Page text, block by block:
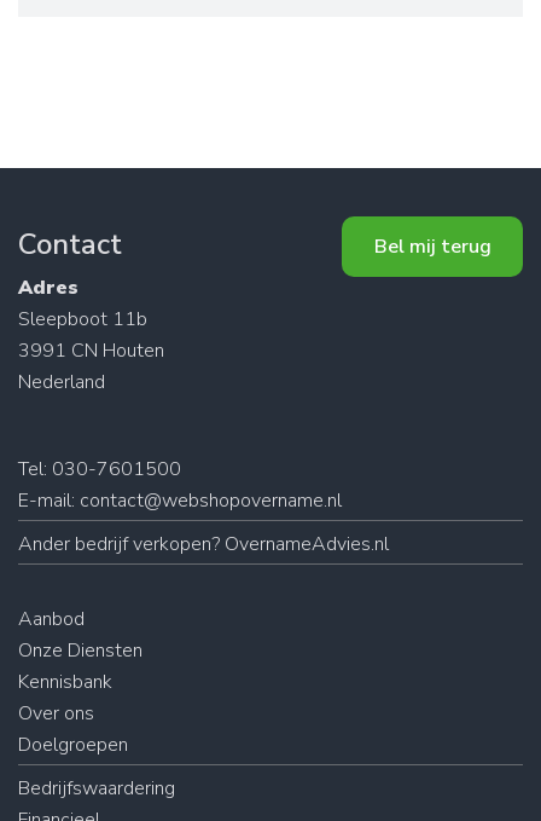
Contact
Adres
Sleepboot 11b
3991 CN Houten
Nederland
Bel mij terug
Tel: 030-7601500
E-mail: contact@webshopovername.nl
Ander bedrijf verkopen? OvernameAdvies.nl
Aanbod
Onze Diensten
Kennisbank
Over ons
Doelgroepen
Bedrijfswaardering